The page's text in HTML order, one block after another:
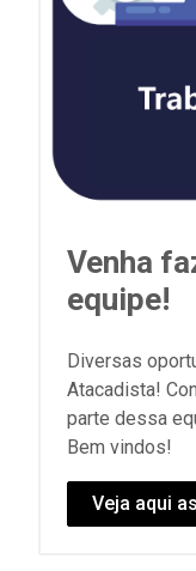
Venha
equipe!
Diversas
Atacadista!
parte dessa
Bem vindos!
Veja aqui